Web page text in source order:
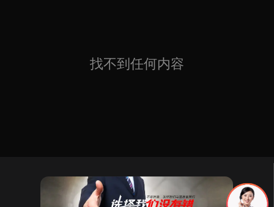
找不到任何内容